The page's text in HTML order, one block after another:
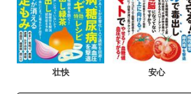
壮快 安心